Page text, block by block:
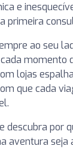
e
primeira
ao seu
momento
lojas
que cada
descubra por
aventura seja